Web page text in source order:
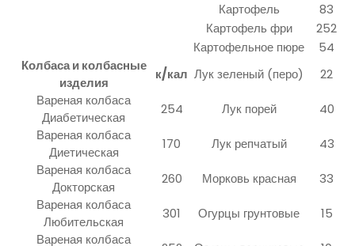
Картофель
83
Картофель фри
252
Картофельное пюре
54
Колбаса и колбасные
изделия
к/кал Лук зеленый (перо)
22
Вареная колбаса
Диабетическая
254 Лук порей
40
Вареная колбаса
Диетическая
170 Лук репчатый
43
Вареная колбаса
Докторская
260 Морковь красная
33
Вареная колбаса
Любительская
301 Огурцы грунтовые
15
Вареная колбаса